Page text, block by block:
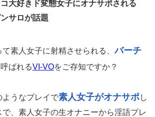
大好きド変態女子にオナサポされる
サロが話題
て素人女子に射精させられる、バーチ
ばれるVI-VOをご存知ですか？
ようなプレイで素人女子がオナサポし
、素人女子の生オナニーから淫語プレ